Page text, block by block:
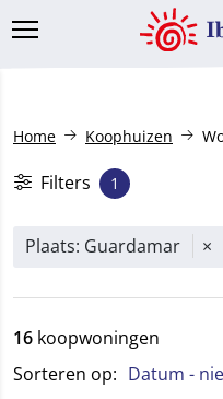
Home Koophuizen
Filters 1
Plaats: Guardamar
16 koopwoningen
Sorteren op: Datum -